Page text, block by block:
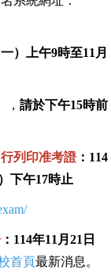
一）上午9時至11 月
， 請於下午15時前
列印准考證： 114
下午17時止
： 114年11 月 21 日
首頁最新消息。